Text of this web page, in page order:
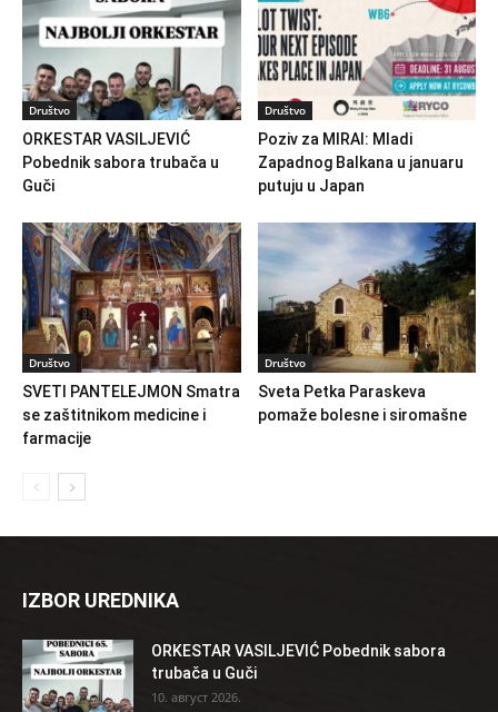
Društvo
ORKESTAR VASILJEVIĆ
Pobednik sabora trubača u
Guči
Društvo
Poziv za MIRAI: Mladi
Zapadnog Balkana u januaru
putuju u Japan
Društvo
SVETI PANTELEJMON Smatra
se zaštitnikom medicine i
farmacije
Društvo
Sveta Petka Paraskeva
pomaže bolesne i siromašne
IZBOR UREDNIKA
ORKESTAR VASILJEVIĆ Pobednik sabora
trubača u Guči
10. август 2026.